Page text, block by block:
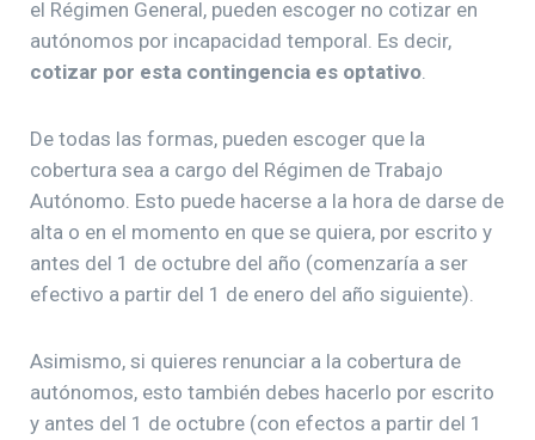
el Régimen General, pueden escoger no cotizar en
autónomos por incapacidad temporal. Es decir,
cotizar por esta contingencia es optativo
De todas las formas, pueden escoger que la
cobertura sea a cargo del Régimen de Trabajo
Autónomo. Esto puede hacerse a la hora de darse de
alta o en el momento en que se quiera, por escrito y
antes del 1 de octubre del año (comenzaría a ser
efectivo a partir del 1 de enero del año siguiente).
Asimismo, si quieres renunciar a la cobertura de
autónomos, esto también debes hacerlo por escrito
y antes del 1 de octubre (con efectos a partir del 1